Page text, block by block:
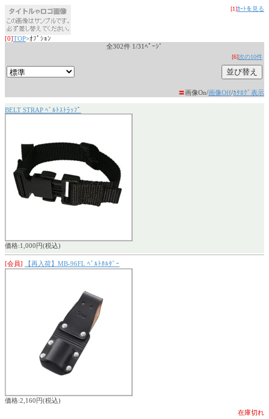
[1]ｶｰﾄを見る
[0]TOP>ｵﾌﾟｼｮﾝ
全302件 1/31ﾍﾟｰｼﾞ
[6]次の10件
〓画像On/画像Off/ｶﾀﾛｸﾞ表示
BELT STRAP ﾍﾞﾙﾄｽﾄﾗｯﾌﾟ
価格:1,000円(税込)
[会員] 【再入荷】MB-96FL ﾍﾞﾙﾄﾎﾙﾀﾞｰ
価格:2,160円(税込)
在庫切れ